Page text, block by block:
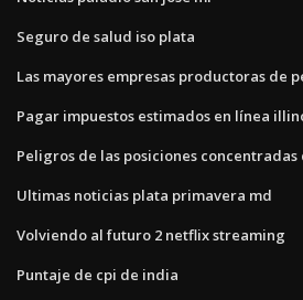
Seguro de salud iso plata
Las mayores empresas productoras de
Pagar impuestos estimados en línea
Peligros de las posiciones concentradas
Ultimas noticias plata primavera md
Volviendo al futuro 2 netflix streaming
Puntaje de cpi de india